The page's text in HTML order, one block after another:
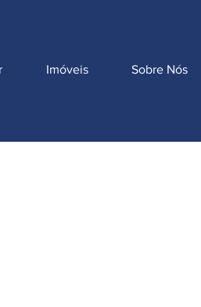
Imóveis Sobre Nós